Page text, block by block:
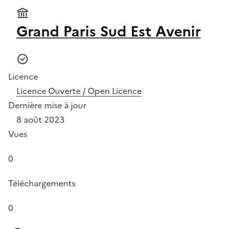
Grand Paris Sud Est Avenir
Licence
Licence Ouverte / Open Licence
Dernière mise à jour
8 août 2023
Vues
0
Téléchargements
0